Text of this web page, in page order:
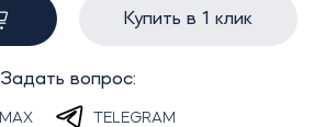
Купить в 1 клик
Задать вопрос:
MAX TELEGRAM